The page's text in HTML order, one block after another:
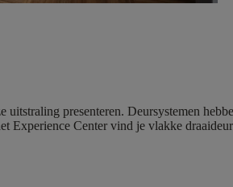
presenteren. Deursystemen
Center vind je vlakke